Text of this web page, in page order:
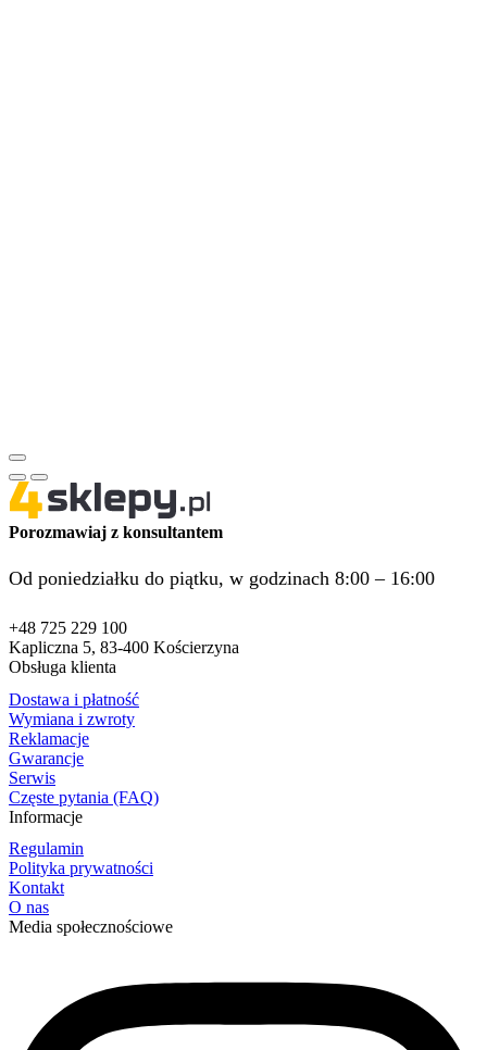
Porozmawiaj z konsultantem
Od poniedziałku do piątku, w godzinach 8:00 – 16:00
+48 725 229 100
Kapliczna 5, 83-400 Kościerzyna
Obsługa klienta
Dostawa i płatność
Wymiana i zwroty
Reklamacje
Gwarancje
Serwis
Częste pytania (FAQ)
Informacje
Regulamin
Polityka prywatności
Kontakt
O nas
Media społecznościowe